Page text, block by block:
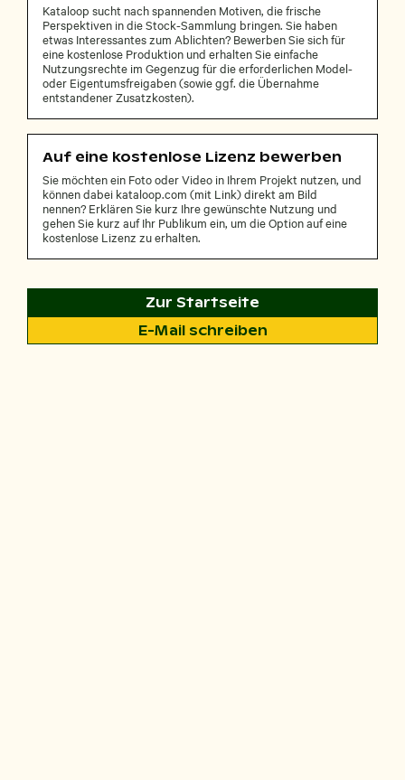
Kataloop sucht nach spannenden Motiven, die frische
Perspektiven in die Stock-Sammlung bringen. Sie haben
etwas Interessantes zum Ablichten? Bewerben Sie sich für
eine kostenlose Produktion und erhalten Sie einfache
Nutzungsrechte im Gegenzug für die erforderlichen Model-
oder Eigentumsfreigaben (sowie ggf. die Übernahme
entstandener Zusatzkosten).
Auf eine kostenlose Lizenz bewerben
Sie möchten ein Foto oder Video in Ihrem Projekt nutzen, und
können dabei kataloop.com (mit Link) direkt am Bild
nennen? Erklären Sie kurz Ihre gewünschte Nutzung und
gehen Sie kurz auf Ihr Publikum ein, um die Option auf eine
kostenlose Lizenz zu erhalten.
Zur Startseite
E-Mail schreiben